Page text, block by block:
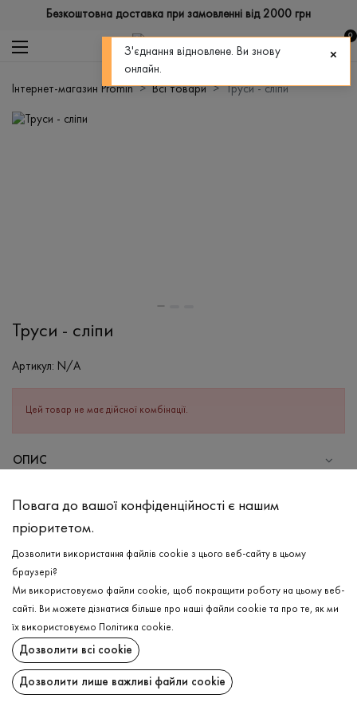
Безкоштовна доставка при замовленні від 2000 грн
0
Інтернет-магазин Promin Всі товари Труси - сліпи
Труси - сліпи
Артикул: N/A
Цей товар не має дійсної комбінації.
ОПИС
Бавовна - 95%, Еластан - 5%
Прання в холодній воді (до 30 ° C)
Відбілювання заборонено
Прасувати при середній температурі
Щадний віджим і сушка
Щадна хімчистка
ДОСТАВКА
ПОВЕРНЕННЯ
Повага до вашої конфіденційності є нашим
пріоритетом.
Дозволити використання файлів cookie з цього веб-сайту в цьому
браузері?
Ми використовуємо файли cookie, щоб покращити роботу на цьому веб-
сайті. Ви можете дізнатися більше про наші файли cookie та про те, як ми
їх використовуємо
Політика cookie.
Дозволити всі cookie
Дозволити лише важливі файли cookie
З'єднання відновлене. Ви знову
онлайн.